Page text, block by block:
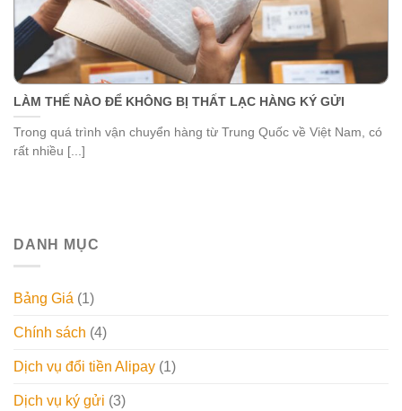
DANH MỤC
Bảng Giá (1)
Chính sách (4)
Dịch vụ đổi tiền Alipay (1)
Dịch vụ ký gửi (3)
LÀM THẾ NÀO ĐỂ KHÔNG BỊ THẤT LẠC HÀNG KÝ GỬI
Trong quá trình vận chuyển hàng từ Trung Quốc về Việt Nam, có
rất nhiều [...]